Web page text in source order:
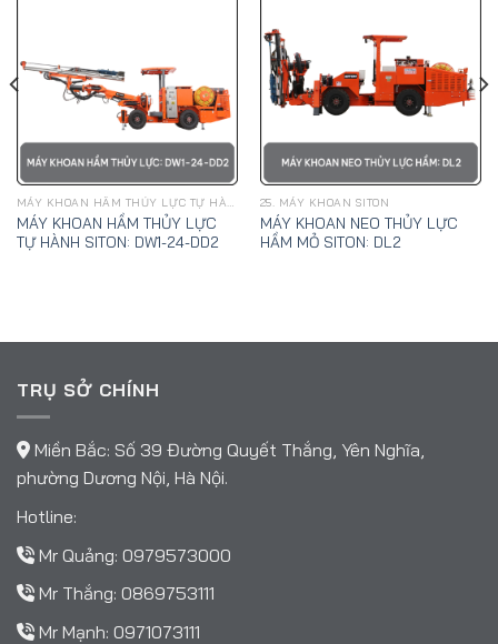
MÁY KHOAN HẦM THỦY LỰC TỰ HÀNH SITON
MÁY KHOAN HẦM THỦY LỰC
TỰ HÀNH SITON: DW1-24-DD2
25. MÁY KHOAN SITON
MÁY KHOAN NEO THỦY LỰC
HẦM MỎ SITON: DL2
TRỤ SỞ CHÍNH
Miền Bắc: Số 39 Đường Quyết Thắng, Yên Nghĩa,
phường Dương Nội, Hà Nội.
Hotline:
Mr Quảng: 0979573000
Mr Thắng: 0869753111
Mr Mạnh: 0971073111